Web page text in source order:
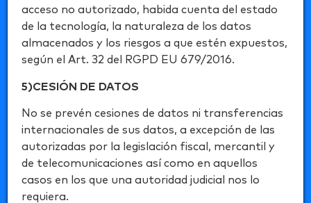
acceso no autorizado, habida cuenta del estado
de la tecnología, la naturaleza de los datos
almacenados y los riesgos a que estén expuestos,
según el Art. 32 del RGPD EU 679/2016.
5)CESIÓN DE DATOS
No se prevén cesiones de datos ni transferencias
internacionales de sus datos, a excepción de las
autorizadas por la legislación fiscal, mercantil y
de telecomunicaciones así como en aquellos
casos en los que una autoridad judicial nos lo
requiera.